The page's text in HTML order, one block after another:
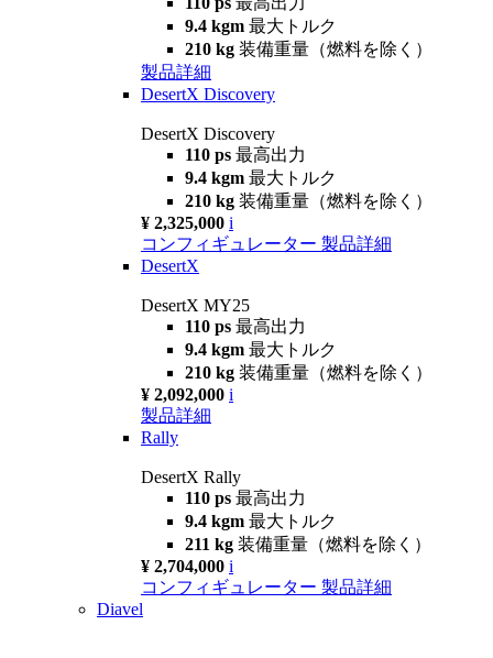
9.4 kgm 最大トルク
210 kg 装備重量（燃料を除く）
製品詳細
DesertX Discovery
DesertX Discovery
110 ps 最高出力
9.4 kgm 最大トルク
210 kg 装備重量（燃料を除く）
¥ 2,325,000 i
コンフィギュレーター 製品詳細
DesertX
DesertX MY25
110 ps 最高出力
9.4 kgm 最大トルク
210 kg 装備重量（燃料を除く）
¥ 2,092,000 i
製品詳細
Rally
DesertX Rally
110 ps 最高出力
9.4 kgm 最大トルク
211 kg 装備重量（燃料を除く）
¥ 2,704,000 i
コンフィギュレーター 製品詳細
Diavel